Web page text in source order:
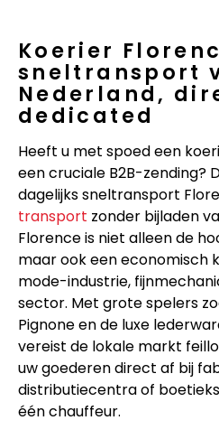
Koerier
sneltransport
Nederland,
dedicated
Heeft u met spoed een
een cruciale B2B-zending?
dagelijks sneltransport
transport zonder bijladen
Florence is niet alleen de
maar ook een economisch
mode-industrie,
sector. Met grote spelers
Pignone en de luxe
vereist de lokale markt
uw goederen direct af bij
distributiecentra of
één chauffeur.